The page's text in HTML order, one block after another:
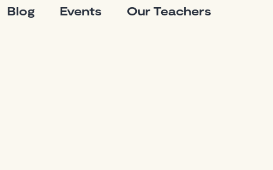
Blog Events
Our Teachers